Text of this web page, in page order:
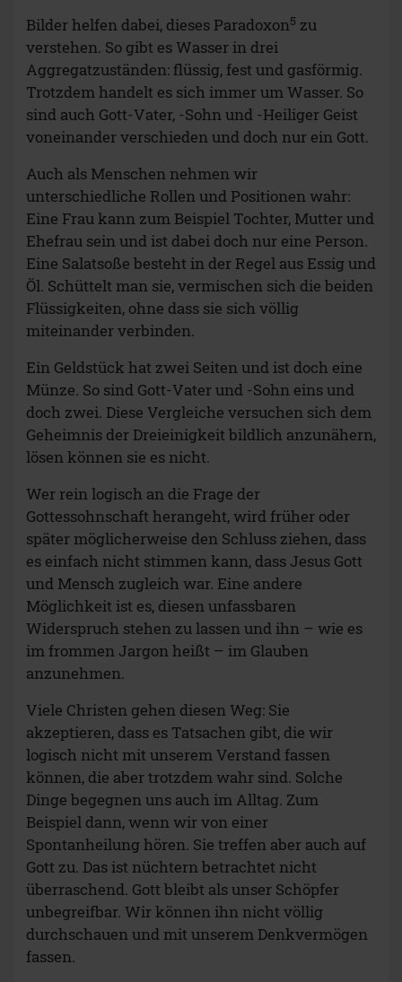
Bilder helfen dabei, dieses Paradoxon5 zu
verstehen. So gibt es Wasser in drei
Aggregatzuständen: flüssig, fest und gasförmig.
Trotzdem handelt es sich immer um Wasser. So
sind auch Gott-Vater, -Sohn und -Heiliger Geist
voneinander verschieden und doch nur ein Gott.
Auch als Menschen nehmen wir
unterschiedliche Rollen und Positionen wahr:
Eine Frau kann zum Beispiel Tochter, Mutter und
Ehefrau sein und ist dabei doch nur eine Person.
Eine Salatsoße besteht in der Regel aus Essig und
Öl. Schüttelt man sie, vermischen sich die beiden
Flüssigkeiten, ohne dass sie sich völlig
miteinander verbinden.
Ein Geldstück hat zwei Seiten und ist doch eine
Münze. So sind Gott-Vater und -Sohn eins und
doch zwei. Diese Vergleiche versuchen sich dem
Geheimnis der Dreieinigkeit bildlich anzunähern,
lösen können sie es nicht.
Wer rein logisch an die Frage der
Gottessohnschaft herangeht, wird früher oder
später möglicherweise den Schluss ziehen, dass
es einfach nicht stimmen kann, dass Jesus Gott
und Mensch zugleich war. Eine andere
Möglichkeit ist es, diesen unfassbaren
Widerspruch stehen zu lassen und ihn – wie es
im frommen Jargon heißt – im Glauben
anzunehmen.
Viele Christen gehen diesen Weg: Sie
akzeptieren, dass es Tatsachen gibt, die wir
logisch nicht mit unserem Verstand fassen
können, die aber trotzdem wahr sind. Solche
Dinge begegnen uns auch im Alltag. Zum
Beispiel dann, wenn wir von einer
Spontanheilung hören. Sie treffen aber auch auf
Gott zu. Das ist nüchtern betrachtet nicht
überraschend. Gott bleibt als unser Schöpfer
unbegreifbar. Wir können ihn nicht völlig
durchschauen und mit unserem Denkvermögen
fassen.